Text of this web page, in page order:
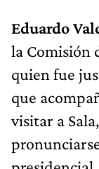
Eduardo
la Comisión
quien fue
que
visitar a